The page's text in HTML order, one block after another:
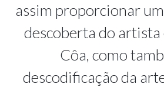
assim proporcionar
descoberta do artista
Côa, como
descodificação da